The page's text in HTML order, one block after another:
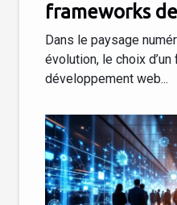
frameworks de
populaires en
Dans le paysage
évolution, le choix
développement web...